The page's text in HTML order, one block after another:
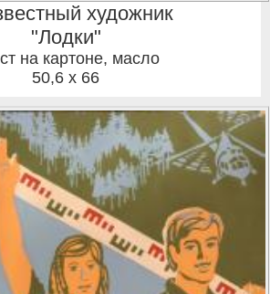
художник
"Лодки"
на картоне, масло
50,6 x 66